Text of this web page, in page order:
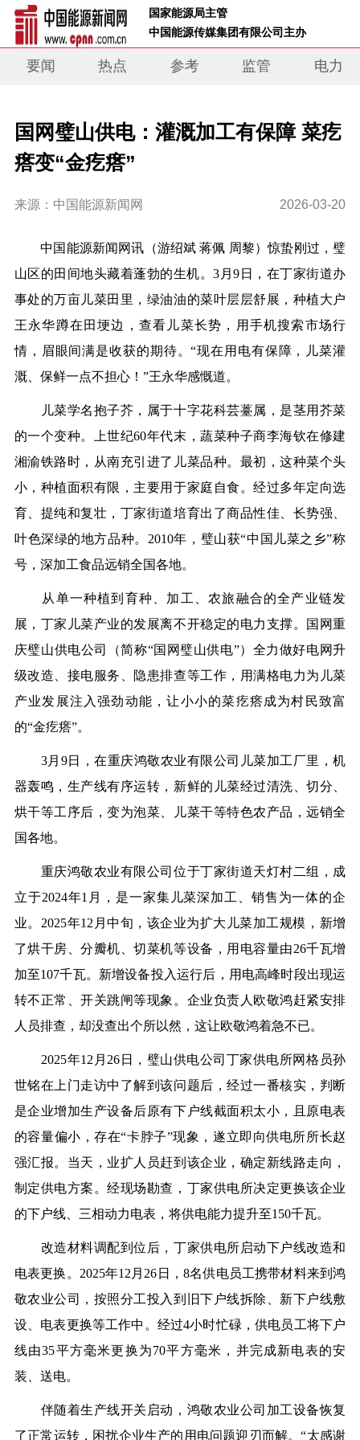
国家能源局主管
中国能源传媒集团有限公司主办
要闻 热点 参考 监管 电力
国网璧山供电：灌溉加工有保障 菜疙
瘩变“金疙瘩”
来源：中国能源新闻网 2026-03-20
中国能源新闻网讯 （游绍斌 蒋佩 周黎）惊蛰刚过，璧
山区的田间地头藏着蓬勃的生机。3月9日，在丁家街道办
事处的万亩儿菜田里，绿油油的菜叶层层舒展，种植大户
王永华蹲在田埂边，查看儿菜长势，用手机搜索市场行
情，眉眼间满是收获的期待。“现在用电有保障，儿菜灌
溉、保鲜一点不担心！”王永华感慨道。
儿菜学名抱子芥，属于十字花科芸薹属，是茎用芥菜
的一个变种。上世纪60年代末，蔬菜种子商李海钦在修建
湘渝铁路时，从南充引进了儿菜品种。最初，这种菜个头
小，种植面积有限，主要用于家庭自食。经过多年定向选
育、提纯和复壮，丁家街道培育出了商品性佳、长势强、
叶色深绿的地方品种。2010年，璧山获“中国儿菜之乡”称
号，深加工食品远销全国各地。
从单一种植到育种、加工、农旅融合的全产业链发
展，丁家儿菜产业的发展离不开稳定的电力支撑。国网重
庆璧山供电公司（简称“国网璧山供电”）全力做好电网升
级改造、接电服务、隐患排查等工作，用满格电力为儿菜
产业发展注入强劲动能，让小小的菜疙瘩成为村民致富
的“金疙瘩”。
3月9日，在重庆鸿敬农业有限公司儿菜加工厂里，机
器轰鸣，生产线有序运转，新鲜的儿菜经过清洗、切分、
烘干等工序后，变为泡菜、儿菜干等特色农产品，远销全
国各地。
重庆鸿敬农业有限公司位于丁家街道天灯村二组，成
立于2024年1月，是一家集儿菜深加工、销售为一体的企
业。2025年12月中旬，该企业为扩大儿菜加工规模，新增
了烘干房、分瓣机、切菜机等设备，用电容量由26千瓦增
加至107千瓦。新增设备投入运行后，用电高峰时段出现运
转不正常、开关跳闸等现象。企业负责人欧敬鸿赶紧安排
人员排查，却没查出个所以然，这让欧敬鸿着急不已。
2025年12月26日，璧山供电公司丁家供电所网格员孙
世铭在上门走访中了解到该问题后，经过一番核实，判断
是企业增加生产设备后原有下户线截面积太小，且原电表
的容量偏小，存在“卡脖子”现象，遂立即向供电所所长赵
强汇报。当天，业扩人员赶到该企业，确定新线路走向，
制定供电方案。经现场勘查，丁家供电所决定更换该企业
的下户线、三相动力电表，将供电能力提升至150千瓦。
改造材料调配到位后，丁家供电所启动下户线改造和
电表更换。2025年12月26日，8名供电员工携带材料来到鸿
敬农业公司，按照分工投入到旧下户线拆除、新下户线敷
设、电表更换等工作中。经过4小时忙碌，供电员工将下户
线由35平方毫米更换为70平方毫米，并完成新电表的安
装、送电。
伴随着生产线开关启动，鸿敬农业公司加工设备恢复
了正常运转，困扰企业生产的用电问题迎刃而解。“太感谢